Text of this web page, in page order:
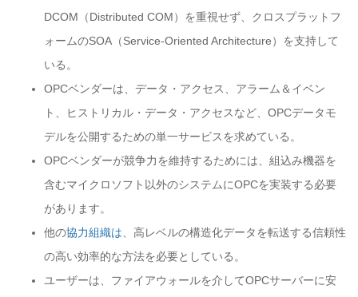
DCOM（Distributed COM）を重視せず、クロスプラットフ
ォームのSOA（Service-Oriented Architecture）を支持して
いる。
OPCベンダーは、データ・アクセス、アラーム＆イベン
ト、ヒストリカル・データ・アクセスなど、OPCデータモ
デルを公開するための単一サービスを求めている。
OPCベンダーが競争力を維持するためには、組込み機器を
含むマイクロソフト以外のシステムにOPCを実装する必要
があります。
他の協力組織は 、高レベルの構造化データを転送する信頼性
の高い効率的な方法を必要としている。
ユーザーは、ファイアウォールを介してOPCサーバーに安